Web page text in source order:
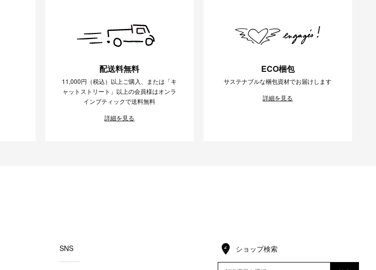
配送料無料
11,000円（税込）以上ご購入、または「キ
ャットストリート」以上の会員様はオンラ
インブティックで送料無料
詳細を見る
ECO梱包
サステナブルな梱包資材でお届けします
詳細を見る
SNS ショップ検索